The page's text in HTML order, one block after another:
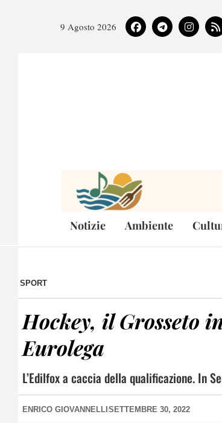
9 Agosto 2026
Notizie Ambiente
SPORT
Hockey, il Grosseto
Eurolega
L’Edilfox a caccia della qualificazione. In
ENRICO GIOVANNELLI SETTEMBRE 30, 2022